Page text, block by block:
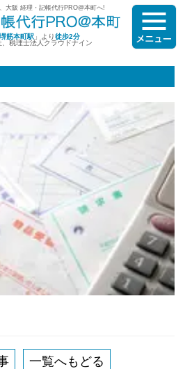
大阪 経理・記帳代行PRO@本町へ!
堺筋本町駅 」より徒歩2分
税理士法人クラウドナイン
一覧へもどる